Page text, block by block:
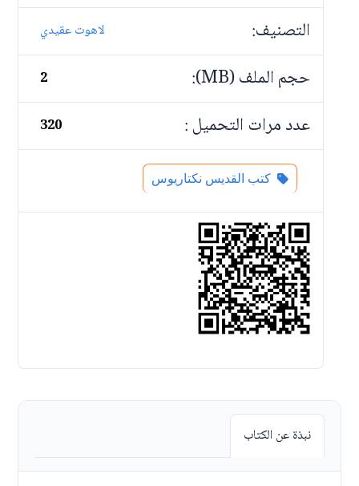
التصنيف: لاهوت عقيدي
حجم الملف (MB): 2
عدد مرات التحميل : 320
كتب القديس نكتاريوس
نبذة عن الكتاب